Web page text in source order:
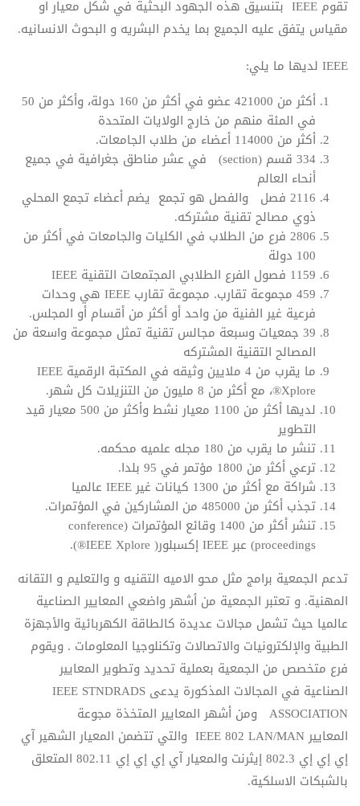
تقوم IEEE بتنسيق هذه الجهود البحثية في شكل معيار او
مقياس يتفق عليه الجميع بما يخدم البشريه و البحوث الانسانيه.
IEEE لديها ما يلي:
أكثر من 421000 عضو في أكثر من 160 دولة، وأكثر من 50
في المئة منهم من خارج الولايات المتحدة
أكثر من 114000 أعضاء من طلاب الجامعات.
334 قسم (section) في عشر مناطق جغرافية في جميع
أنحاء العالم
2116 فصل والفصل هو تجمع يضم أعضاء تجمع المحلي
ذوي مصالح تقنية مشتركه.
2806 فرع من الطلاب في الكليات والجامعات في أكثر من
100 دولة
1159 فصول الفرع الطلابي المجتمعات التقنية IEEE
459 مجموعة تقارب. مجموعة تقارب IEEE هي وحدات
فرعية غير الفنية من واحد أو أكثر من أقسام أو المجلس.
39 جمعيات وسبعة مجالس تقنية تمثل مجموعة واسعة من
المصالح التقنية المشتركه
ما يقرب من 4 ملايين وثيقه في المكتبة الرقمية IEEE
Xplore®، مع أكثر من 8 مليون من التنزيلات كل شهر.
لديها أكثر من 1100 معيار نشط وأكثر من 500 معيار قيد
التطوير
تنشر ما يقرب من 180 مجله علميه محكمه.
ترعي أكثر من 1800 مؤتمر في 95 بلدا.
شراكة مع أكثر من 1300 كيانات غير IEEE عالميا
تجذب أكثر من 485000 من المشاركين في المؤتمرات.
تنشر أكثر من 1400 وقائع المؤتمرات (conference
proceedings) عبر IEEE إكسبلور( IEEE Xplore®).
تدعم الجمعية برامج مثل محو الاميه التقنيه و والتعليم و التقانه
المهنية. و تعتبر الجمعية من أشهر واضعي المعايير الصناعية
عالميا حيث تشمل مجالات عديدة كالطاقة الكهربائية والأجهزة
الطبية والإلكترونيات والاتصالات وتكنلوجيا المعلومات . ويقوم
فرع متخصص من الجمعية بعملية تحديد وتطوير المعايير
الصناعية في المجالات المذكورة يدعى IEEE STNDRADS
ASSOCIATION ومن أشهر المعايير المتخذة مجوعة
المعاييرIEEE 802 LAN/MAN والتي تتضمن المعيار الشهيرآي
إي إي إي 802.3
إيثرنت والمعيارآي إي إي إي 802.11
المتعلق
بالشبكات الاسلكية.